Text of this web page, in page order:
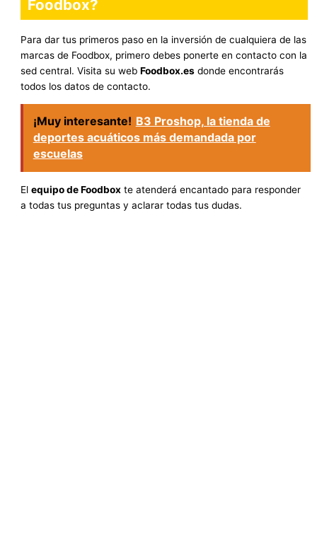
Foodbox?
Para dar tus primeros paso en la inversión de cualquiera de las
marcas de Foodbox, primero debes ponerte en contacto con la
sed central. Visita su webFoodbox.es donde encontrarás
todos los datos de contacto.
¡Muy interesante! B3 Proshop, la tienda de
deportes acuáticos más demandada por
escuelas
Elequipo de Foodbox te atenderá encantado para responder
a todas tus preguntas y aclarar todas tus dudas.